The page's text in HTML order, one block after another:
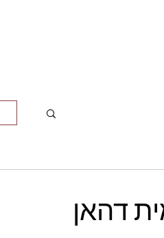
דהאן